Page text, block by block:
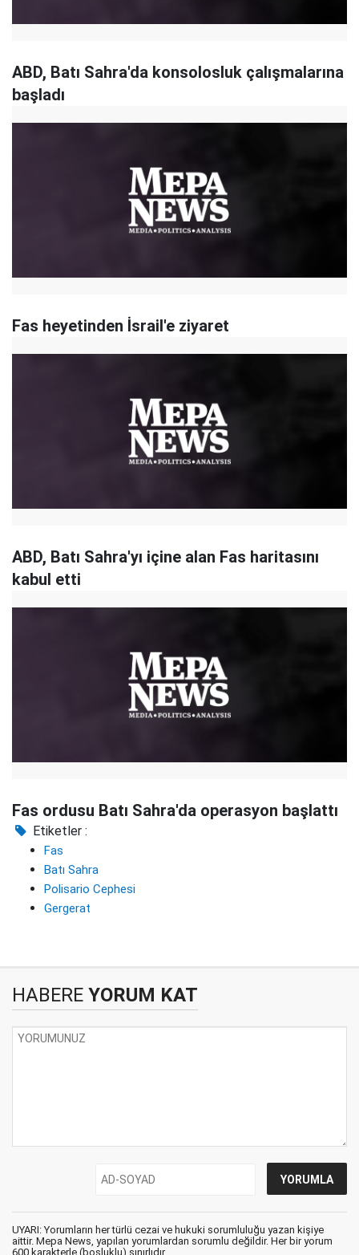
ABD, Batı Sahra'da konsolosluk çalışmalarına
başladı
Fas heyetinden İsrail'e ziyaret
ABD, Batı Sahra'yı içine alan Fas haritasını
kabul etti
Fas ordusu Batı Sahra'da operasyon başlattı
Etiketler :
Fas
Batı Sahra
Polisario Cephesi
Gergerat
HABERE YORUM KAT
UYARI: Yorumların her türlü cezai ve hukuki sorumluluğu yazan kişiye
aittir. Mepa News, yapılan yorumlardan sorumlu değildir. Her bir yorum
600 karakterle (boşluklu) sınırlıdır.